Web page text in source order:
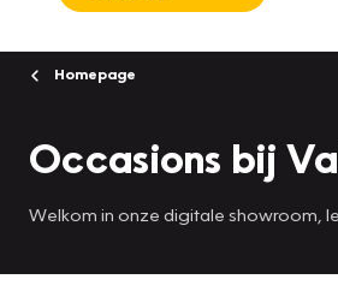
Homepage
Occasions bij
Welkom in onze digitale showroom,